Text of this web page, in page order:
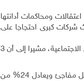
أسفرت عن عدة اعتقالات ومحاكمات أدانتها
في 2018 حملة لمقاطعة منتجات ثلاث شركات كبرى احتجاجا على
وصنف تقرير لمنظمة "أوكسفام" الخيرية في أبريل/نيسان المغرب بين أكثر بلدان شمال إفريقيا معاناة من الفوارق الاجتماعية، مشيرا إلى أن 3
كما لفت "البنك الدولي" في أكتوبر/تشرين الأول إلى أن عدد الفقراء أو المهددين بالفقر في المغرب "مرتفع بشكل مفاجئ ويعادل 24% من